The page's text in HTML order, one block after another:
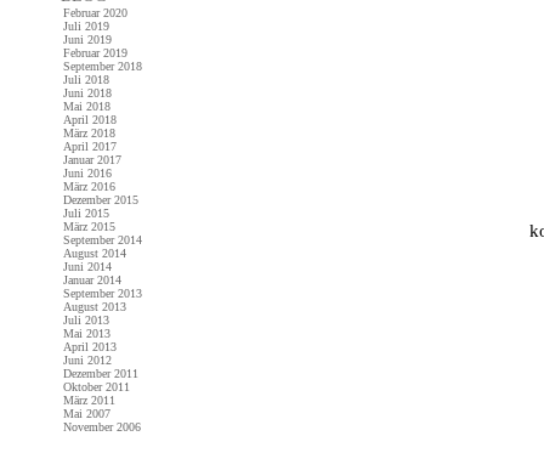
Februar 2020
Juli 2019
Juni 2019
Februar 2019
September 2018
Juli 2018
Juni 2018
Mai 2018
April 2018
März 2018
April 2017
Januar 2017
Juni 2016
März 2016
Dezember 2015
Juli 2015
März 2015
September 2014
August 2014
Juni 2014
Januar 2014
September 2013
August 2013
Juli 2013
Mai 2013
April 2013
Juni 2012
Dezember 2011
Oktober 2011
März 2011
Mai 2007
November 2006